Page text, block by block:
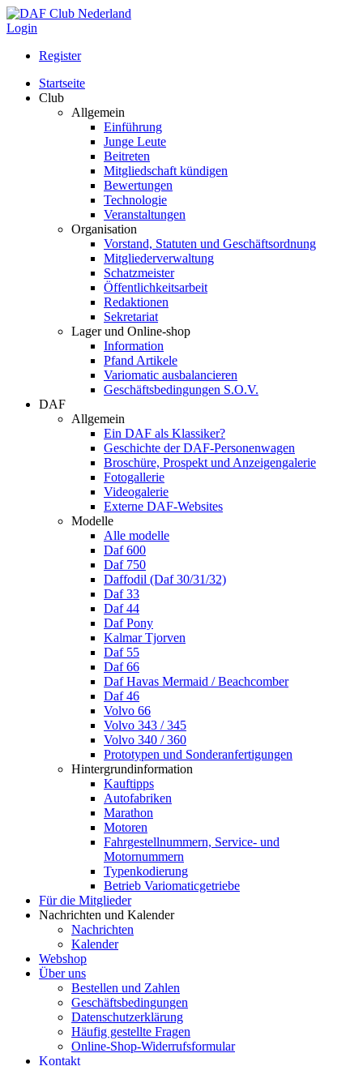
Login
Register
Startseite
Club
Allgemein
Einführung
Junge Leute
Beitreten
Mitgliedschaft kündigen
Bewertungen
Technologie
Veranstaltungen
Organisation
Vorstand, Statuten und Geschäftsordnung
Mitgliederverwaltung
Schatzmeister
Öffentlichkeitsarbeit
Redaktionen
Sekretariat
Lager und Online-shop
Information
Pfand Artikele
Variomatic ausbalancieren
Geschäftsbedingungen S.O.V.
DAF
Allgemein
Ein DAF als Klassiker?
Geschichte der DAF-Personenwagen
Broschüre, Prospekt und Anzeigengalerie
Fotogallerie
Videogalerie
Externe DAF-Websites
Modelle
Alle modelle
Daf 600
Daf 750
Daffodil (Daf 30/31/32)
Daf 33
Daf 44
Daf Pony
Kalmar Tjorven
Daf 55
Daf 66
Daf Havas Mermaid / Beachcomber
Daf 46
Volvo 66
Volvo 343 / 345
Volvo 340 / 360
Prototypen und Sonderanfertigungen
Hintergrundinformation
Kauftipps
Autofabriken
Marathon
Motoren
Fahrgestellnummern, Service- und
Motornummern
Typenkodierung
Betrieb Variomaticgetriebe
Für die Mitglieder
Nachrichten und Kalender
Nachrichten
Kalender
Webshop
Über uns
Bestellen und Zahlen
Geschäftsbedingungen
Datenschutzerklärung
Häufig gestellte Fragen
Online-Shop-Widerrufsformular
Kontakt